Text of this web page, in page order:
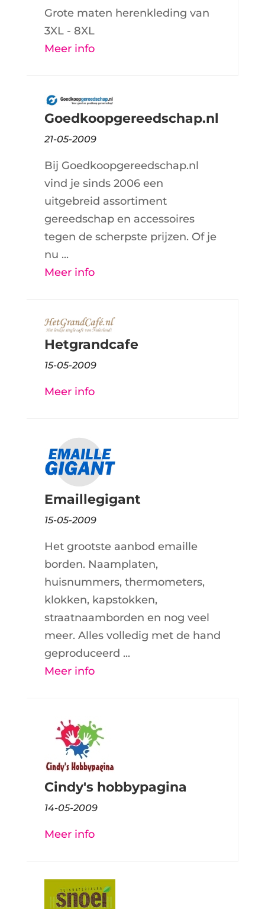
Grote maten herenkleding van
3XL - 8XL
Meer info
Goedkoopgereedschap.nl
21-05-2009
Bij Goedkoopgereedschap.nl
vind je sinds 2006 een
uitgebreid assortiment
gereedschap en accessoires
tegen de scherpste prijzen. Of je
nu ...
Meer info
Hetgrandcafe
15-05-2009
Meer info
Emaillegigant
15-05-2009
Het grootste aanbod emaille
borden. Naamplaten,
huisnummers, thermometers,
klokken, kapstokken,
straatnaamborden en nog veel
meer. Alles volledig met de hand
geproduceerd ...
Meer info
Cindy's hobbypagina
14-05-2009
Meer info